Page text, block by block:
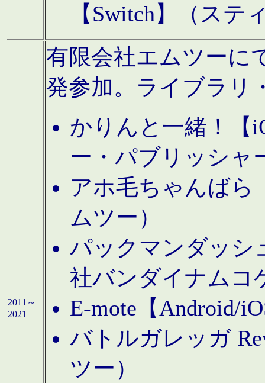
【Switch】（ステ
2011～
2021
有限会社エムツーに
発参加。ライブラリ
かりんと一緒！【
ー・パブリッシャ
アホ毛ちゃんばら
ムツー）
パックマンダッシ
社バンダイナムコ
E-mote【Android/
バトルガレッガ
ツー）